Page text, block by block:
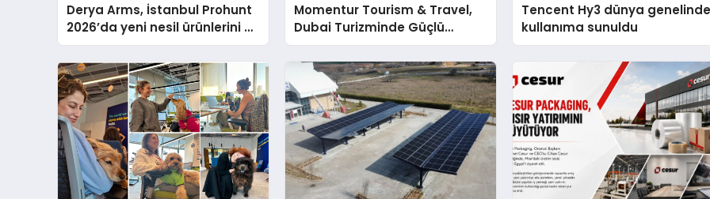
Derya Arms, İstanbul Prohunt
2026’da yeni nesil ürünlerini ve
global marka vizyonunu
sergiledi
Momentur Tourism & Travel,
Dubai Turizminde Güçlü
Operasyon Ağıyla Fark
Yaratıyor
Tencent Hy3 dünya
kullanıma sunuldu